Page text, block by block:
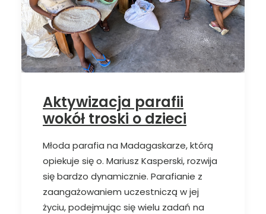
Aktywizacja parafii
wokół troski o dzieci
Młoda parafia na Madagaskarze, którą
opiekuje się o. Mariusz Kasperski, rozwija
się bardzo dynamicznie. Parafianie z
zaangażowaniem uczestniczą w jej
życiu, podejmując się wielu zadań na